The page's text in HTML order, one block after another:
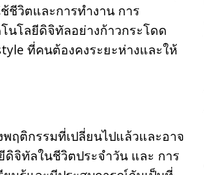
ชีวิตและการทำงาน การ
นโลยีดิจิทัลอย่างก้าวกระโดด
ที่คนต้องคงระยะห่างและให้
ฤติกรรมที่เปลี่ยนไปแล้วและอาจ
ดิจิทัลในชีวิตประจำวัน และ การ